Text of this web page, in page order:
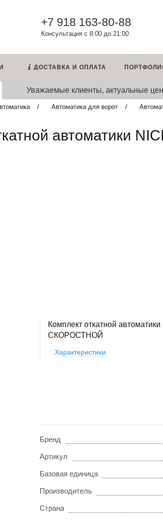
+7 918 163-80-88
Консультация с 8:00 до 21:00
ДОСТАВКА И ОПЛАТА
Уважаемые клиенты, актуальные
Автоматика для ворот
автоматики
Комплект откатной
СКОРОСТНОЙ
Характеристики
Бренд
Артикул
Базовая единица
Производитель
Страна